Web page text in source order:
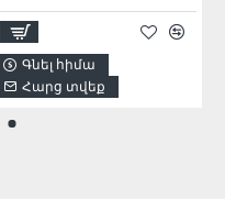
Գնել հիմա
Հարց տվեք